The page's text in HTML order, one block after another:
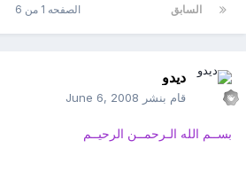
السابق الصفحه 1 من 6
ديدو
قام بنشر June 6, 2008
بســم الله الـرحمــن الرحيــم